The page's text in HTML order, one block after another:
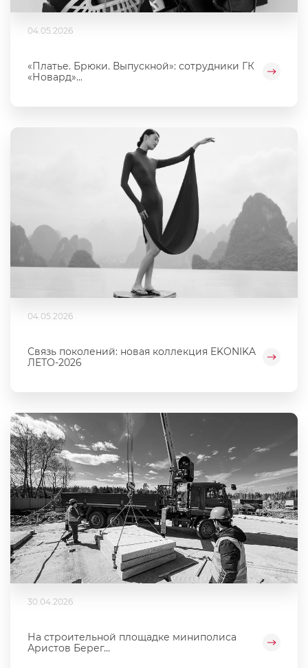
04.05.2026
«Платье. Брюки. Выпускной»: сотрудники ГК
«Новард»...
04.05.2026
Связь поколений: новая коллекция EKONIKA
ЛЕТО-2026
30.04.2026
На строительной площадке миниполиса
Аристов Берег...